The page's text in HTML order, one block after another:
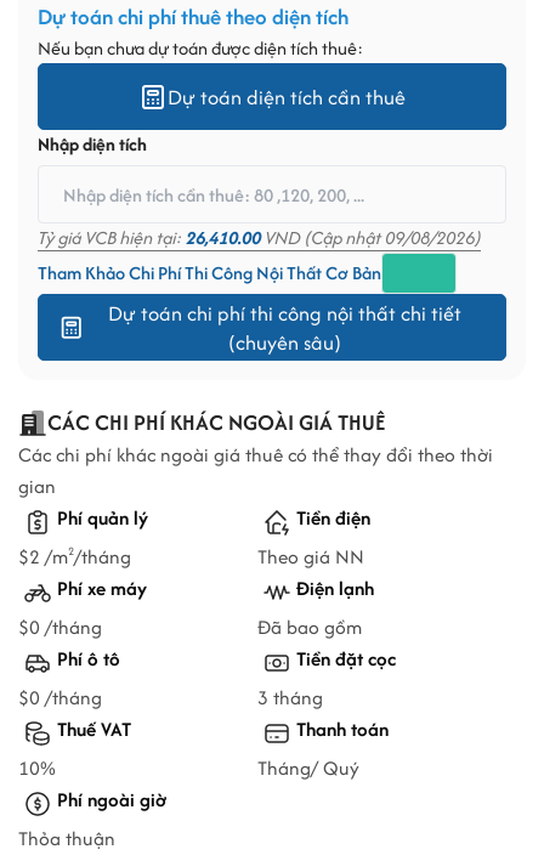
Dự toán chi phí thuê theo diện tích
Nếu bạn chưa dự toán được diện tích thuê:
Dự toán diện tích cần thuê
Nhập diện tích
Tỷ giá VCB hiện tại:26,410.00VND (Cập nhật 09/08/2026)
Tham Khảo Chi Phí Thi Công Nội Thất Cơ Bản
Dự toán chi phí thi công nội thất chi tiết
(chuyên sâu)
CÁC CHI PHÍ KHÁC NGOÀI GIÁ THUÊ
Các chi phí khác ngoài giá thuê có thể thay đổi theo thời
gian
Phí quản lý
$2 /m2/tháng
Tiền điện
Theo giá NN
Phí xe máy
$0 /tháng
Điện lạnh
Đã bao gồm
Phí ô tô
$0 /tháng
Tiền đặt cọc
3 tháng
Thuế VAT
10%
Thanh toán
Tháng/ Quý
Phí ngoài giờ
Thỏa thuận